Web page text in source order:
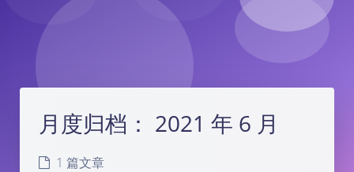
月度归档： 2021 年 6 月
1 篇文章